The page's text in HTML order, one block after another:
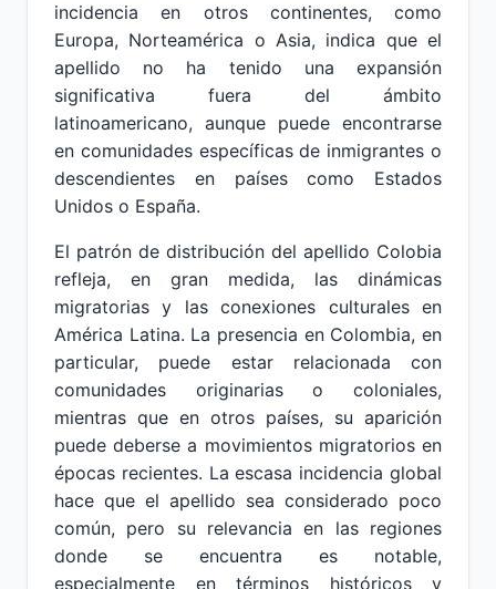
incidencia en otros continentes, como
Europa, Norteamérica o Asia, indica que el
apellido no ha tenido una expansión
significativa fuera del ámbito
latinoamericano, aunque puede encontrarse
en comunidades específicas de inmigrantes o
descendientes en países como Estados
Unidos o España.
El patrón de distribución del apellido Colobia
refleja, en gran medida, las dinámicas
migratorias y las conexiones culturales en
América Latina. La presencia en Colombia, en
particular, puede estar relacionada con
comunidades originarias o coloniales,
mientras que en otros países, su aparición
puede deberse a movimientos migratorios en
épocas recientes. La escasa incidencia global
hace que el apellido sea considerado poco
común, pero su relevancia en las regiones
donde se encuentra es notable,
especialmente en términos históricos y